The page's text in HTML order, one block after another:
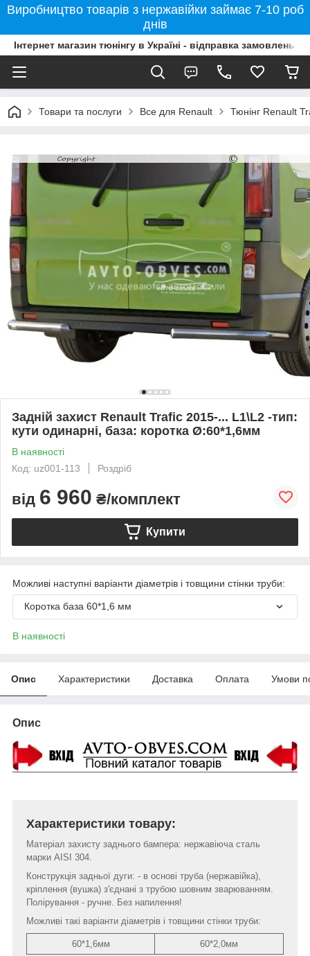
Виробництво товарів з нержавійки займає 7-10 роб
днів
Інтернет магазин тюнінгу в Україні - відправка замовлень
Товари та послуги Все для Renault Тюнінг Renault
Задній захист Renault Trafic 2015-... L1\L2 -тип:
кути одинарні, база: коротка Ø:60*1,6мм
В наявності
Код: uz001-113
Роздріб
від 6 960 ₴/комплект
Купити
Можливі наступні варіанти діаметрів і товщини стінки труби:
Коротка база 60*1,6 мм
В наявності
Опис Характеристики Доставка Оплата Умови
Опис
Характеристики товару:
Матеріал захисту заднього бампера: нержавіюча сталь
марки AISI 304.
Конструкція задньої дуги: - в основі труба (нержавійка),
кріплення (вушка) з'єднані з трубою шовним зварюванням.
Полірування - ручне. Без напилення!
Можливі такі варіанти діаметрів і товщини стінки труби:
60*1,6мм 60*2,0мм